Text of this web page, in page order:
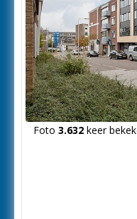
Foto 3.632keer